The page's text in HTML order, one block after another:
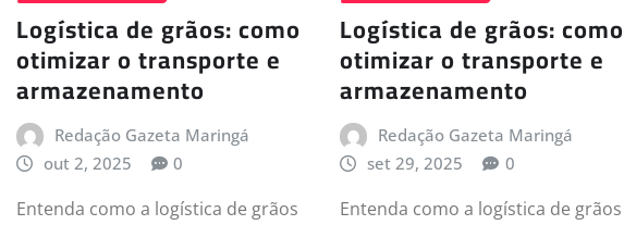
Logística de grãos: como
otimizar o transporte e
armazenamento
Redação Gazeta Maringá
out 2, 2025
0
Entenda como a logística de grãos
Logística de grãos: como
otimizar o transporte e
armazenamento
Redação Gazeta Maringá
set 29, 2025
0
Entenda como a logística de grãos